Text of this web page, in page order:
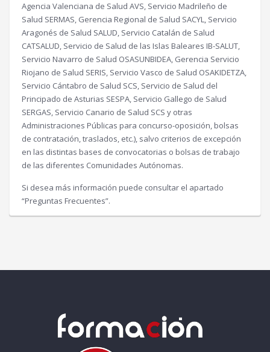
Agencia Valenciana de Salud AVS, Servicio Madrileño de
Salud SERMAS, Gerencia Regional de Salud SACYL, Servicio
Aragonés de Salud SALUD, Servicio Catalán de Salud
CATSALUD, Servicio de Salud de las Islas Baleares IB-SALUT,
Servicio Navarro de Salud OSASUNBIDEA, Gerencia Servicio
Riojano de Salud SERIS, Servicio Vasco de Salud OSAKIDETZA,
Servicio Cántabro de Salud SCS, Servicio de Salud del
Principado de Asturias SESPA, Servicio Gallego de Salud
SERGAS, Servicio Canario de Salud SCS y otras
Administraciones Públicas para concurso-oposición, bolsas
de contratación, traslados, etc.), salvo criterios de excepción
en las distintas bases de convocatorias o bolsas de trabajo
de las diferentes Comunidades Autónomas.
Si desea más información puede consultar el apartado
“Preguntas Frecuentes”.